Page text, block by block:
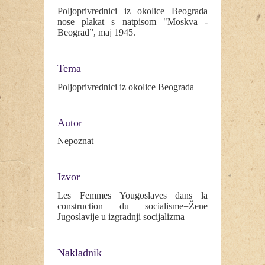
Poljoprivrednici iz okolice Beograda
nose plakat s natpisom "Moskva -
Beograd”, maj 1945.
Tema
Poljoprivrednici iz okolice Beograda
Autor
Nepoznat
Izvor
Les Femmes Yougoslaves dans la
construction du socialisme=Žene
Jugoslavije u izgradnji socijalizma
Nakladnik